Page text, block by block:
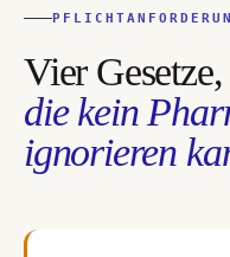
Vier Gesetze,
die kein
ignorieren